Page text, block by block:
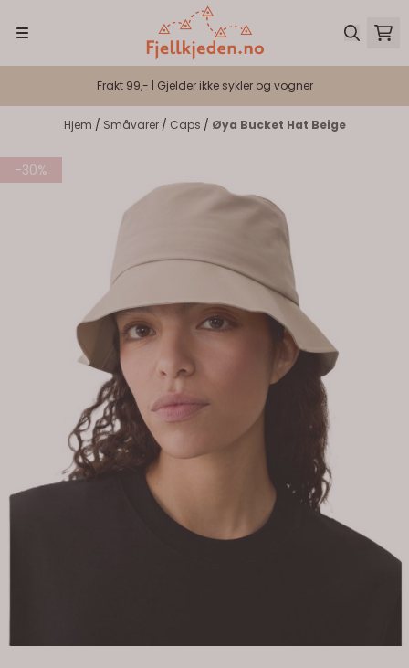
Frakt 99,- | Gjelder ikke sykler og vogner
Hjem / Småvarer / Caps / Øya Bucket Hat Beige
-30%